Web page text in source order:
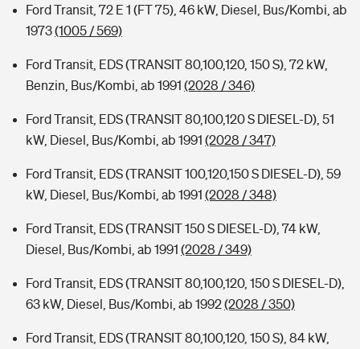
Ford Transit, 72 E 1 (FT 75), 46 kW, Diesel, Bus/Kombi, ab
1973(1005 / 569)
Ford Transit, EDS (TRANSIT 80,100,120, 150 S), 72 kW,
Benzin, Bus/Kombi, ab 1991 (2028 / 346)
Ford Transit, EDS (TRANSIT 80,100,120 S DIESEL-D), 51
kW, Diesel, Bus/Kombi, ab 1991 (2028 / 347)
Ford Transit, EDS (TRANSIT 100,120,150 S DIESEL-D), 59
kW, Diesel, Bus/Kombi, ab 1991 (2028 / 348)
Ford Transit, EDS (TRANSIT 150 S DIESEL-D), 74 kW,
Diesel, Bus/Kombi, ab 1991 (2028 / 349)
Ford Transit, EDS (TRANSIT 80,100,120, 150 S DIESEL-D),
63 kW, Diesel, Bus/Kombi, ab 1992(2028 / 350)
Ford Transit, EDS (TRANSIT 80,100,120, 150 S), 84 kW,